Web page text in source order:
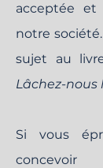
acceptée et
notre
sujet au
Lâchez-nous
Si vous